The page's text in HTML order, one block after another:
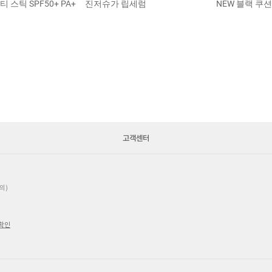
스틱 SPF50+ PA+ 진저슈가 립세럼 NEW 블랙 쿠
고객센터
)
인